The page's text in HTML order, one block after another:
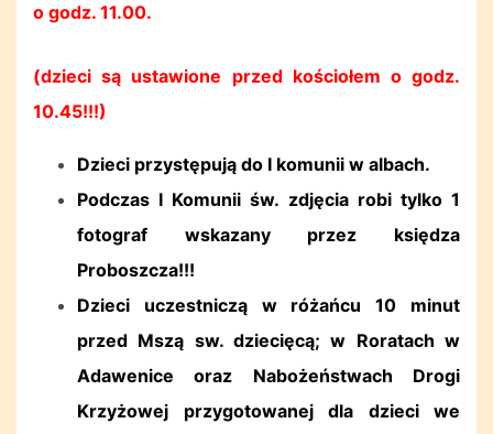
o godz. 11.00.
(dzieci są ustawione przed kościołem o godz.
10.45!!!)
Dzieci przystępują do I komunii w albach.
Podczas I Komunii św. zdjęcia robi tylko 1
fotograf wskazany przez księdza
Proboszcza!!!
Dzieci uczestniczą w różańcu 10 minut
przed Mszą sw. dziecięcą; w Roratach w
Adawenice oraz Nabożeństwach Drogi
Krzyżowej przygotowanej dla dzieci we